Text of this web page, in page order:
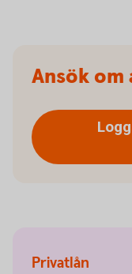
Ansök
Privatlån